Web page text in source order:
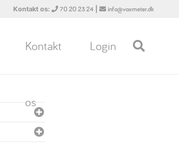
Kontakt os: 70 20 23 24 | info@voxmeter.dk
Kontakt
os
Login